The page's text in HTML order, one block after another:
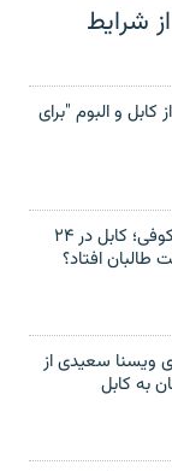
شرایط
کابل و البوم "برای
گفتگوی ویژه با فوزیه کوفی؛ کابل در ۲۴
افتاد؟
ویسنا سعیدی از
به کابل